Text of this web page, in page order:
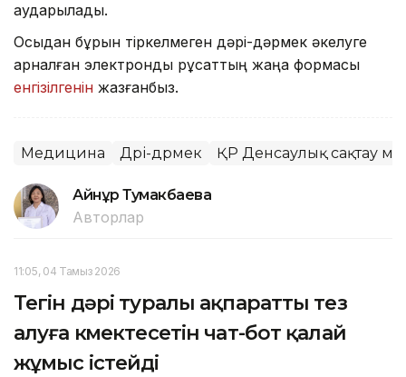
аударылады.
Осыдан бұрын тіркелмеген дәрі-дәрмек әкелуге
арналған электронды рұқсаттың жаңа формасы
енгізілгенін жазғанбыз.
Медицина Дәрі-дәрмек ҚР Денсаулық сақтау
Айнұр Тумакбаева
Авторлар
11:05, 04 Тамыз 2026
Тегін дәрі туралы ақпаратты тез
алуға көмектесетін чат-бот қалай
жұмыс істейді